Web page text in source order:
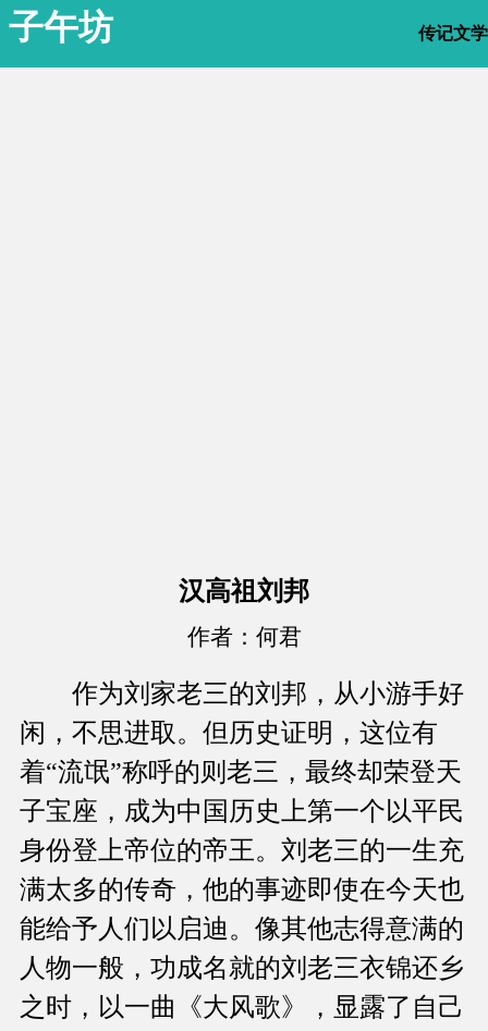
子午坊 传记文学
汉高祖刘邦
作者：何君
作为刘家老三的刘邦，从小游手好
闲，不思进取。但历史证明，这位有
着“流氓”称呼的则老三，最终却荣登天
子宝座，成为中国历史上第一个以平民
身份登上帝位的帝王。刘老三的一生充
满太多的传奇，他的事迹即使在今天也
能给予人们以启迪。像其他志得意满的
人物一般，功成名就的刘老三衣锦还乡
之时，以一曲《大风歌》，显露了自己